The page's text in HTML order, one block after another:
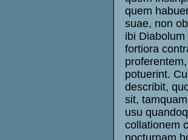
quem
suae, non
ibi
fortiora
potuerint.
describit,
sit,
usu
collationem